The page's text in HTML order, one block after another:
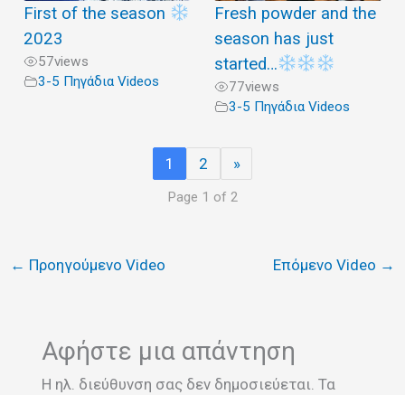
First of the season
2023
57views
3-5 Πηγάδια Videos
Fresh powder and the
season has just
started…
77views
3-5 Πηγάδια Videos
1 2 »
Page 1 of 2
← Προηγούμενο Video Επόμενο Video →
Αφήστε μια απάντηση
Η ηλ. διεύθυνση σας δεν δημοσιεύεται. Τα